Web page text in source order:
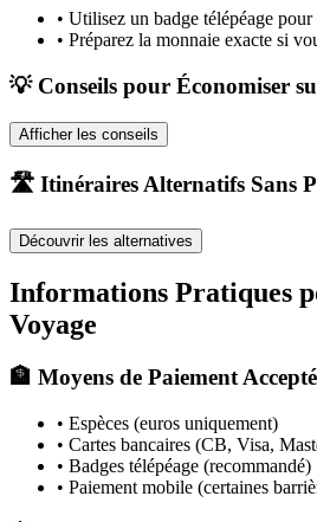
• Utilisez un badge télépéage
• Préparez la monnaie exacte si
💡 Conseils pour Économiser
Afficher les conseils
🛣️ Itinéraires Alternatifs Sans
Découvrir les alternatives
Informations Pratiques
Voyage
🏦 Moyens de Paiement
• Espèces (euros uniquement)
• Cartes bancaires (CB, Visa,
• Badges télépéage (recommandé)
• Paiement mobile (certaines